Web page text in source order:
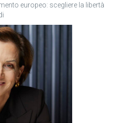
europeo: scegliere la libertà